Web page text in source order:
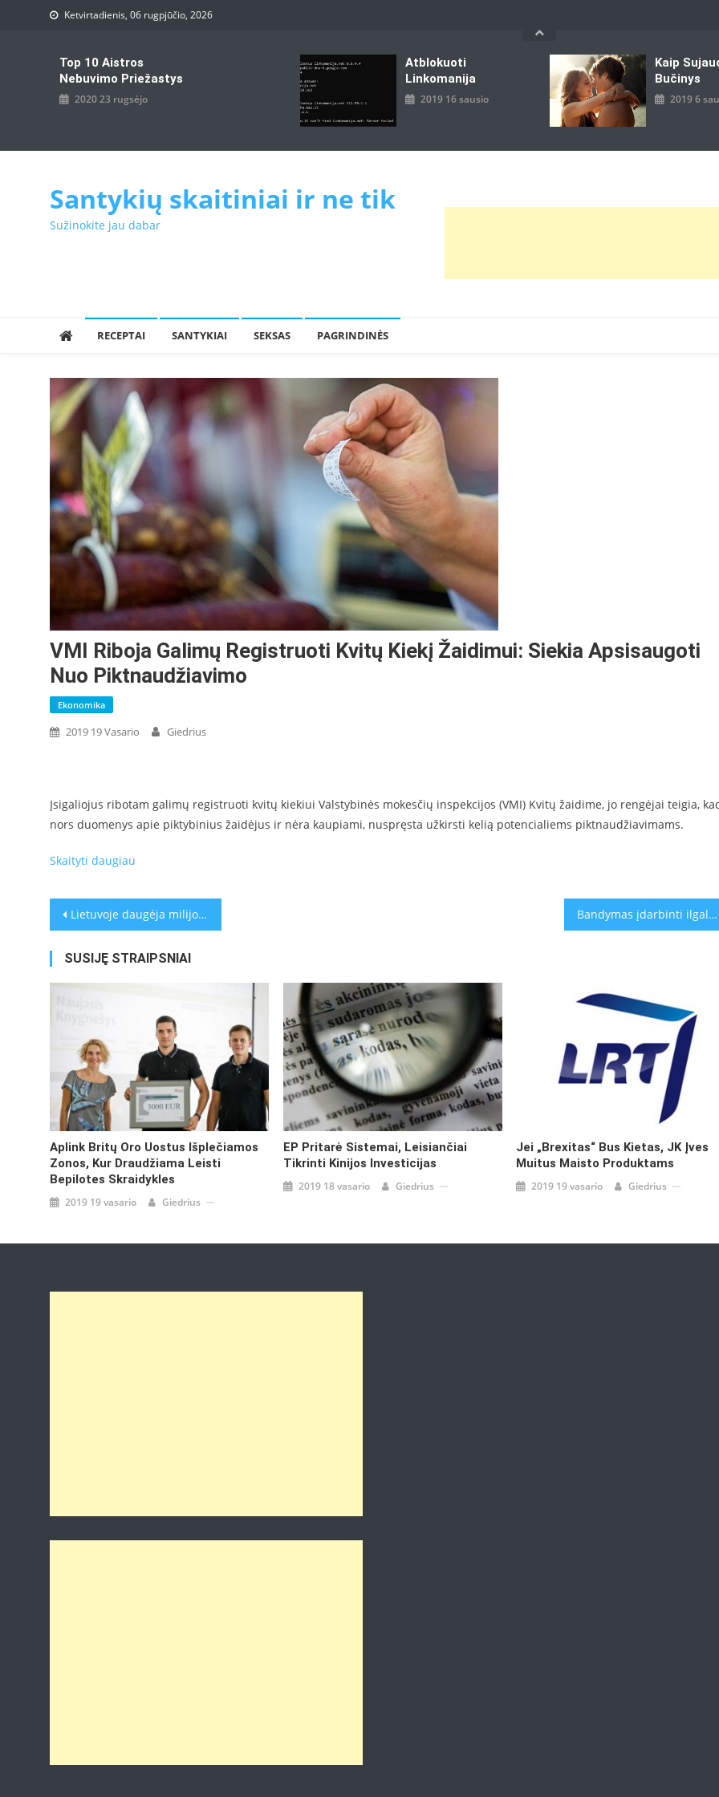
Ketvirtadienis, 06 rugpjūčio, 2026
Top 10 Aistros
Nebuvimo Priežastys
2020 23 rugsėjo
Atblokuoti
Linkomanija
2019 16 sausio
Kaip
Bučinys
2019 6
Santykių skaitiniai ir ne tik
Sužinokite jau dabar
RECEPTAI SANTYKIAI SEKSAS PAGRINDINĖS
VMI Riboja Galimų Registruoti Kvitų Kiekį Žaidimui: Siekia Apsisaugoti
Nuo Piktnaudžiavimo
Ekonomika
2019 19 Vasario Giedrius
Įsigaliojus ribotam galimų registruoti kvitų kiekiui Valstybinės mokesčių inspekcijos (VMI) Kvitų žaidime, jo rengėjai teigia,
nors duomenys apie piktybinius žaidėjus ir nėra kaupiami, nuspręsta užkirsti kelią potencialiems piktnaudžiavimams.
Skaityti daugiau
Navigacija
tarp
įrašų
Lietuvoje daugėja milijonierių: naudą turėtų pajausti visi Bandymas įdarbinti ilgalaikius bedarbius: pagalbą suteiks ir psichologai
SUSIJĘ STRAIPSNIAI
Aplink Britų Oro Uostus Išplečiamos
Zonos, Kur Draudžiama Leisti
Bepilotes Skraidykles
2019 19 vasario Giedrius
EP Pritarė Sistemai, Leisiančiai
Tikrinti Kinijos Investicijas
2019 18 vasario Giedrius
Jei „Brexitas“ Bus Kietas, JK Įves
Muitus Maisto Produktams
2019 19 vasario Giedrius